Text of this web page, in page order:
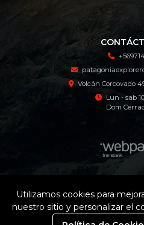
Volcán Corcovado
Lun - sab
Dom
Patagonia Explorer
¿Te gusta mi tienda?
0
Utilizamos cookies para
nuestro sitio y personalizar el